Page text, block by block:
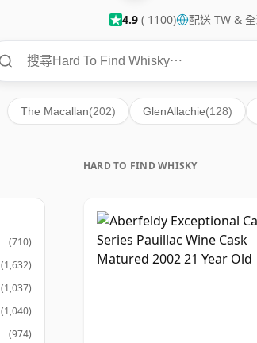
4.9 ( 1100) 配送 TW &
The Macallan(202) GlenAllachie(128)
HARD TO FIND WHISKY
(710)
(1,632)
(1,037)
(1,040)
(974)